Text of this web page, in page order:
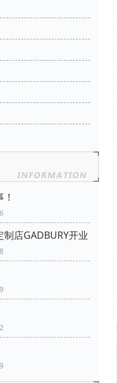
店GADBURY开业